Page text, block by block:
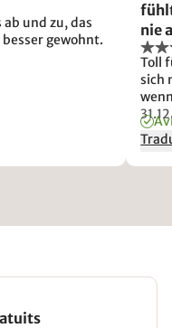
und zu, das
gewohnt.
nie
Toll
sich